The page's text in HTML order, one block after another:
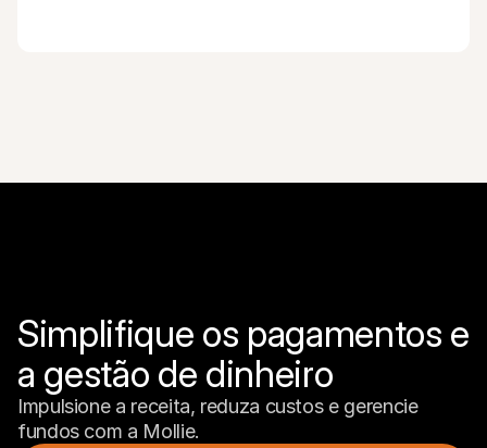
Simplifique os pagamentos e
a gestão de dinheiro
Impulsione a receita, reduza custos e gerencie
fundos com a Mollie.